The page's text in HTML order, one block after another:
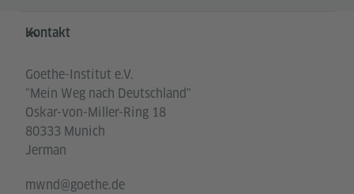
Service- und Informationsbereich
Kontakt
Goethe-Institut e.V.
"Mein Weg nach Deutschland"
Oskar-von-Miller-Ring 18
80333 Munich
Jerman
mwnd@goethe.de